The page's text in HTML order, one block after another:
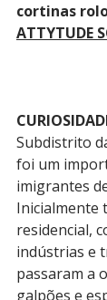
cortinas
ATTYTUDE
Subdistrito
foi um
imigrantes
Inicialmente
residencial,
indústrias e
passaram a
galpões e